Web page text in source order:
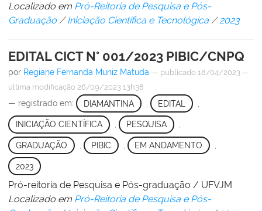
Localizado em Pró-Reitoria de Pesquisa e Pós-
Graduação /Iniciação Científica e Tecnológica /2023
EDITAL CICT N° 001/2023 PIBIC/CNPQ
por Regiane Fernanda Muniz Matuda — publicado 18/04/2023 —
última modificação 26/09/2023 13h38
— registrado em: DIAMANTINA EDITAL
INICIAÇÃO CIENTÍFICA , PESQUISA ,
GRADUAÇÃO PIBIC EM ANDAMENTO
2023
Pró-reitoria de Pesquisa e Pós-graduação / UFVJM
Localizado em Pró-Reitoria de Pesquisa e Pós-